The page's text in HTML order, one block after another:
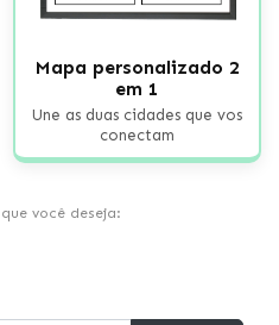
Mapa personalizado 2
em 1
Une as duas cidades que vos
conectam
você deseja: